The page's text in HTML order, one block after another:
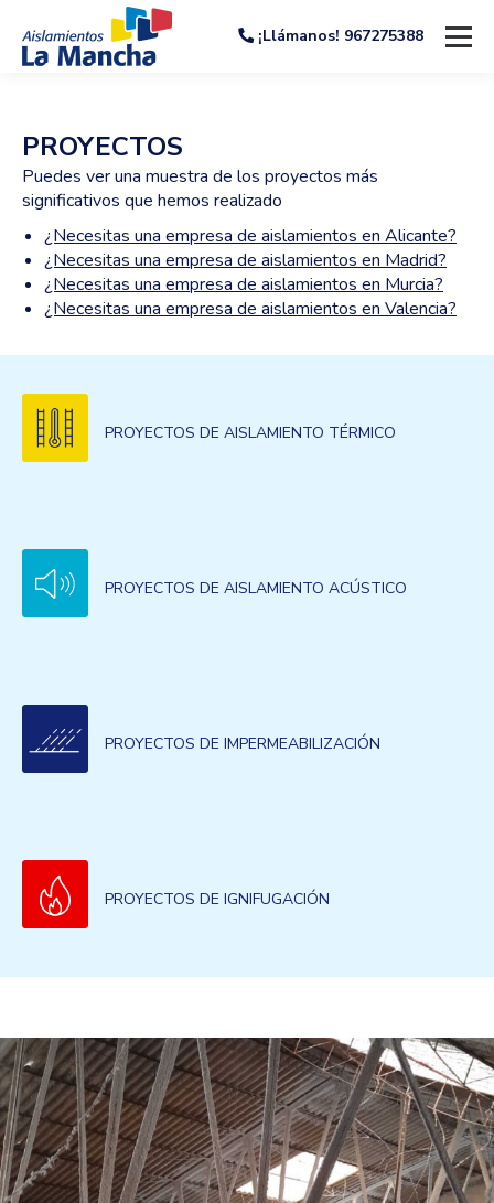
¡Llámanos! 967275388
PROYECTOS
Puedes ver una muestra de los proyectos más
significativos que hemos realizado
¿Necesitas una empresa de aislamientos en Alicante?
¿Necesitas una empresa de aislamientos en Madrid?
¿Necesitas una empresa de aislamientos en Murcia?
¿Necesitas una empresa de aislamientos en Valencia?
PROYECTOS DE AISLAMIENTO TÉRMICO
PROYECTOS DE AISLAMIENTO ACÚSTICO
PROYECTOS DE IMPERMEABILIZACIÓN
PROYECTOS DE IGNIFUGACIÓN